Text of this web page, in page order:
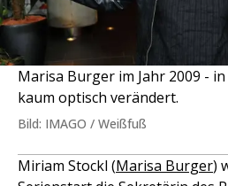
Marisa Burger im Jahr 2009 -
kaum optisch verändert.
Bild: IMAGO / Weißfuß
Miriam Stockl (Marisa Burger)